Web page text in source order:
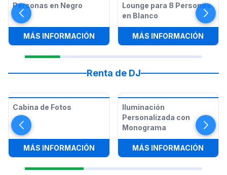
Personas en Negro
MÁS INFORMACIÓN: JUEGO DE MUEBLES PARA 8
Lounge para 8 Personas
en Blanco
MÁS INFORMACIÓN
Renta de DJ
Cabina de Fotos
MÁS INFORMACIÓN: CABINA DE FOTOS
Iluminación
Personalizada con
Monograma
MÁS INFORMACIÓN